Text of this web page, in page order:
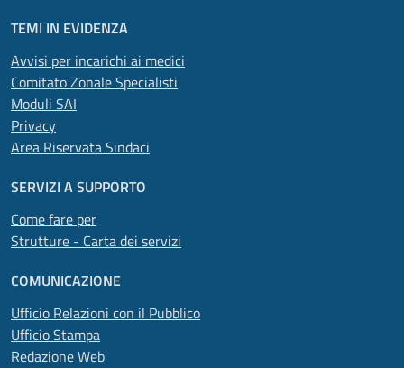
TEMI IN EVIDENZA
Avvisi per incarichi ai medici
Comitato Zonale Specialisti
Moduli SAI
Privacy
Area Riservata Sindaci
SERVIZI A SUPPORTO
Come fare per
Strutture - Carta dei servizi
COMUNICAZIONE
Ufficio Relazioni con il Pubblico
Ufficio Stampa
Redazione Web